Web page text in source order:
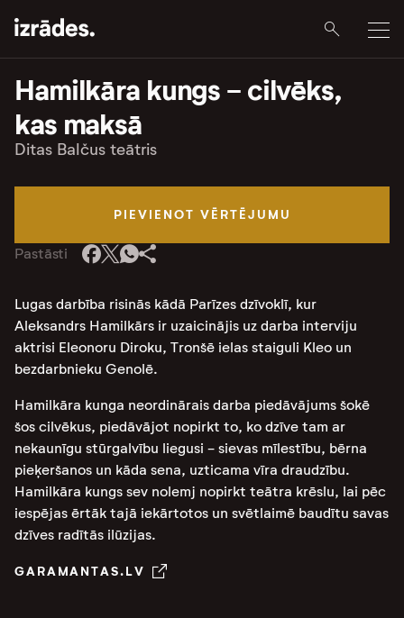
Hamilkāra kungs - cilvēks,
kas maksā
Ditas Balčus teātris
PIEVIENOT VĒRTĒJUMU
Pastāsti
Lugas darbība risinās kādā Parīzes dzīvoklī, kur
Aleksandrs Hamilkārs ir uzaicinājis uz darba interviju
aktrisi Eleonoru Diroku, Tronšē ielas staiguli Kleo un
bezdarbnieku Genolē.
Hamilkāra kunga neordinārais darba piedāvājums šokē
šos cilvēkus, piedāvājot nopirkt to, ko dzīve tam ar
nekaunīgu stūrgalvību liegusi - sievas mīlestību, bērna
pieķeršanos un kāda sena, uzticama vīra draudzību.
Hamilkāra kungs sev nolemj nopirkt teātra krēslu, lai pēc
iespējas ērtāk tajā iekārtotos un svētlaimē baudītu savas
dzīves radītās ilūzijas.
GARAMANTAS.LV